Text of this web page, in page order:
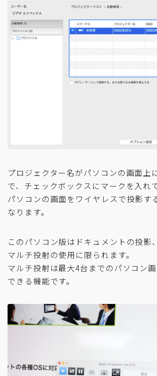
プロジェクター名がパソコンの画面上
で、チェックボックスにマークを入れ
パソコンの画面をワイヤレスで投影す
なります。
このパソコン版はドキュメントの投影
マルチ投射の使用に限られます。
マルチ投射は最大4台までのパソコン
できる機能です。
APEXRENTALSで
カメラをレンタルしてみませんか